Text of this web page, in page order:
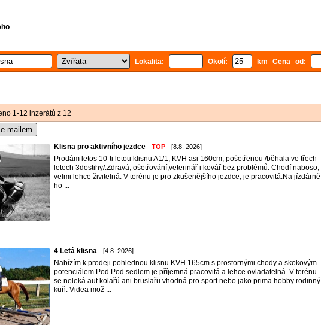
Lokalita: Okolí: km Cena od:
1-12 inzerátů z 12
mailem
Klisna pro aktivního jezdce - TOP - [8.8. 2026]
Prodám letos 10-ti letou klisnu A1/1, KVH asi 160cm, pošetřenou /běhala ve třech
letech 3dostihy/.Zdravá, ošetřování,veterinář i kovář bez problémů. Chodí naboso,
velmi lehce živitelná. V terénu je pro zkušenějšího jezdce, je pracovitá.Na jízdárně
ho ...
4 Letá klisna - [4.8. 2026]
Nabízím k prodeji pohlednou klisnu KVH 165cm s prostornými chody a skokovým
potenciálem.Pod Pod sedlem je příjemná pracovitá a lehce ovladatelná. V terénu
se neleká aut kolařů ani bruslařů vhodná pro sport nebo jako prima hobby rodinný
kůň. Videa mož ...